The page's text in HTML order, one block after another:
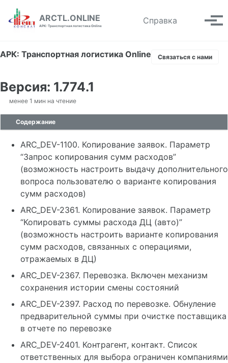
Skip to primary navigation
Skip to content
Skip to footer
ARCTL.ONLINE
АРК: Транспортная логистика Online
Справка Toggle
АРК: Транспортная логистика Online Связаться с нами
Версия: 1.774.1
менее 1 мин на чтение
Содержание
ARC_DEV-1100. Копирование заявок. Параметр
“Запрос копирования сумм расходов”
(возможность настроить выдачу дополнительного
вопроса пользователю о варианте копирования
сумм расходов)
ARC_DEV-2361. Копирование заявок. Параметр
“Копировать суммы расхода ДЦ (авто)”
(возможность настроить варианте копирования
сумм расходов, связанных с операциями,
отражаемых в ДЦ)
ARC_DEV-2367. Перевозка. Включен механизм
сохранения истории смены состояний
ARC_DEV-2397. Расход по перевозке. Обнуление
предварительной суммы при очистке поставщика
в отчете по перевозке
ARC_DEV-2401. Контрагент, контакт. Список
ответственных для выбора ограничен компаниями